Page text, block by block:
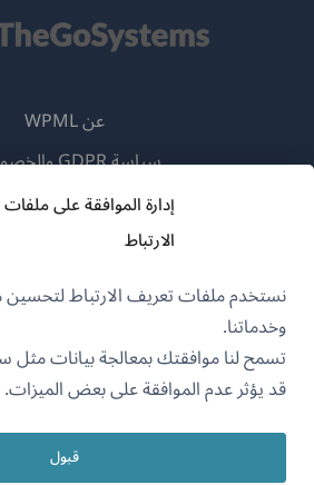
إدارة الموافقة على
الارتباط
نستخدم ملفات تعريف الارتباط لتحسين
وخدماتنا.
تسمح لنا موافقتك بمعالجة بيانات
قد يؤثر عدم الموافقة على بعض الميزات.
قبول
© 2026
Limited
عن WPML
سياسة GDPR والخصوصية
انضم إلى فريقنا
نافذة نافذة